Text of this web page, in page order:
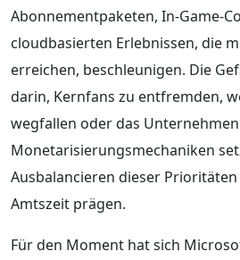
Abonnementpaketen, In-Game-
cloudbasierten Erlebnissen, die
erreichen, beschleunigen. Die
darin, Kernfans zu entfremden,
wegfallen oder das
Monetarisierungsmechaniken
Ausbalancieren dieser
Amtszeit prägen.
Für den Moment hat sich